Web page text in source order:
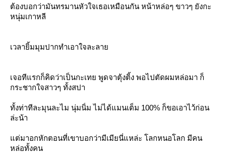
ต้องบอกว่ามันทรมานหัวใจเธอเหมือนกัน หน้าหล่อๆ ขาวๆ ยังกะ
หนุ่มเกาหลี
เวลายิ้มมุมปากทำเอาใจละลา
เจอทีแรกก็คิดว่าเป็นกะเทย พูดจาตุ้งติ้ง พอไปตัดผมหล่อมา ก็
กระชากใจสาวๆ ทั้งสปา
ทั้งท่าทีละมุนละไม นุ่มนิ่ม ไม่ได้แมนเต็ม 100% ก็ขอเอาไว้ก่อน
ล่ะน้า
ต่มาอกหักตอนที่เขาบอกว่ามีเมียนี่แหล่ะ โลกหนอโลก มีคน
หล่อทั้งคน